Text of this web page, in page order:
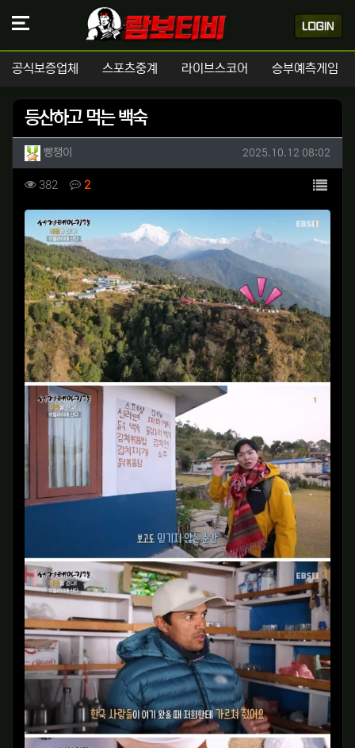
공식보증업체 스포츠중계 라이브스코어 승부예측게임
등산하고 먹는 백숙
작성자 정보
빵쟁이 작성일
2025.10.12 08:02
컨텐츠 정보
382 조회 2댓글 목록
본문